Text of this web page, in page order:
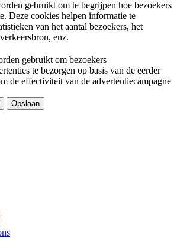
gebruikt om te begrijpen hoe bezoekers
Deze cookies helpen informatie te
van het aantal bezoekers, het
enz.
gebruikt om bezoekers
te bezorgen op basis van de eerder
de effectiviteit van de advertentiecampagne
Opslaan